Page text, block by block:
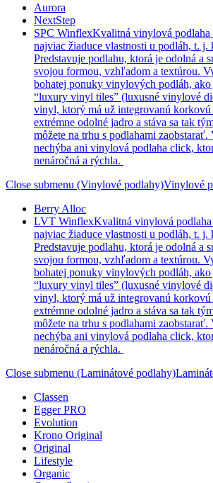
Aurora
NextStep
SPC WinflexKvalitná vinylová
najviac žiaduce vlastnosti u podláh, t. j.
Predstavuje podlahu, ktorá je odolná a
svojou formou, vzhľadom a textúrou.
bohatej ponuky vinylových podláh,
“luxury vinyl tiles” (luxusné vinylové
vinyl, ktorý má už integrovanú
extrémne odolné jadro a stáva sa tak
môžete na trhu s podlahami zaobstarať.
nechýba ani vinylová podlaha click,
nenáročná a rýchla.
Close submenu (Vinylové podlahy)Vinylové
Berry Alloc
LVT WinflexKvalitná vinylová
najviac žiaduce vlastnosti u podláh, t. j.
Predstavuje podlahu, ktorá je odolná a
svojou formou, vzhľadom a textúrou.
bohatej ponuky vinylových podláh,
“luxury vinyl tiles” (luxusné vinylové
vinyl, ktorý má už integrovanú
extrémne odolné jadro a stáva sa tak
môžete na trhu s podlahami zaobstarať.
nechýba ani vinylová podlaha click,
nenáročná a rýchla.
Close submenu (Laminátové podlahy)
Classen
Egger PRO
Evolution
Krono Original
Original
Lifestyle
Organic